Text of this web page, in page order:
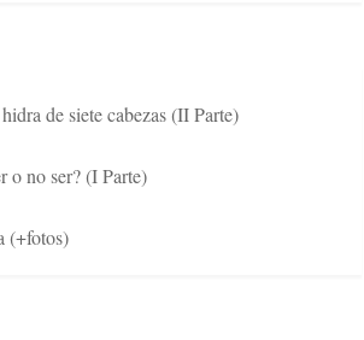
de siete cabezas (II Parte)
o no ser? (I Parte)
(+fotos)